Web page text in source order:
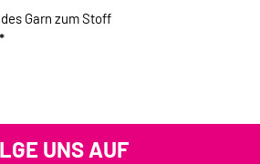
Garn zum Stoff
*
UNS AUF